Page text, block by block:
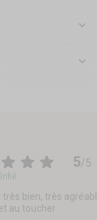
5/5
très bien, très
au toucher